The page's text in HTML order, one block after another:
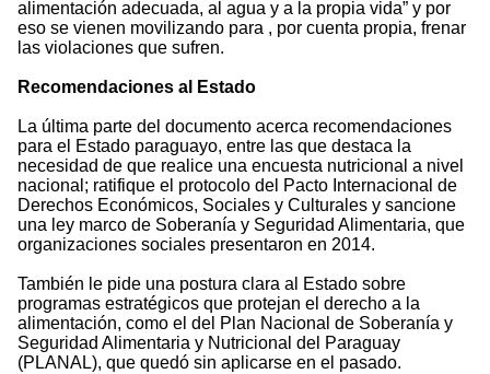
alimentación adecuada, al agua y a la propia vida” y por
eso se vienen movilizando para , por cuenta propia, frenar
las violaciones que sufren.
Recomendaciones al Estado
La última parte del documento acerca recomendaciones
para el Estado paraguayo, entre las que destaca la
necesidad de que realice una encuesta nutricional a nivel
nacional; ratifique el protocolo del Pacto Internacional de
Derechos Económicos, Sociales y Culturales y sancione
una ley marco de Soberanía y Seguridad Alimentaria, que
organizaciones sociales presentaron en 2014.
También le pide una postura clara al Estado sobre
programas estratégicos que protejan el derecho a la
alimentación, como el del Plan Nacional de Soberanía y
Seguridad Alimentaria y Nutricional del Paraguay
(PLANAL), que quedó sin aplicarse en el pasado.